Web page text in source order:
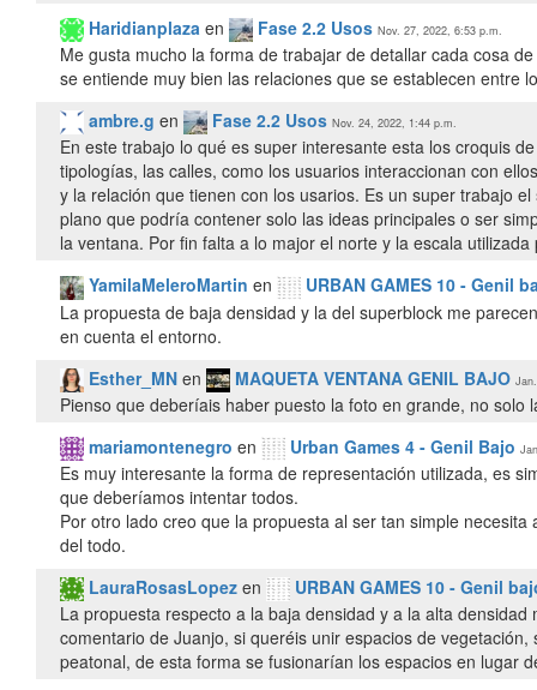
Haridianplaza en Fase 2.2 Usos Nov. 27, 2022, 6:53 p.m.
Me gusta mucho la forma de trabajar de detallar cada cosa
se entiende muy bien las relaciones que se establecen entre
ambre.g en Fase 2.2 Usos Nov. 24, 2022, 1:44 p.m.
En este trabajo lo qué es super interesante esta los croquis
tipologías, las calles, como los usuarios interaccionan con
y la relación que tienen con los usarios. Es un super trabajo
plano que podría contener solo las ideas principales o ser
la ventana. Por fin falta a lo major el norte y la escala utilizada
YamilaMeleroMartin en
URBAN GAMES 10 - Genil
La propuesta de baja densidad y la del superblock me
en cuenta el entorno.
Esther_MN en MAQUETA VENTANA GENIL BAJO
Pienso que deberíais haber puesto la foto en grande, no solo
mariamontenegro en Urban Games 4 - Genil Bajo
Es muy interesante la forma de representación utilizada, es
que deberíamos intentar todos.
Por otro lado creo que la propuesta al ser tan simple
del todo.
LauraRosasLopez en
URBAN GAMES 10 - Genil
La propuesta respecto a la baja densidad y a la alta
comentario de Juanjo, si queréis unir espacios de
peatonal, de esta forma se fusionarían los espacios en lugar